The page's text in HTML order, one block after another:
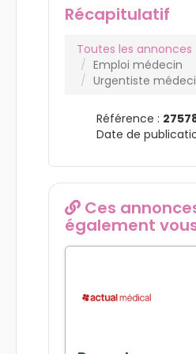
Récapitulatif
Toutes les annonces
Emploi médecin
Urgentiste
Référence :
Date de
Ces
également